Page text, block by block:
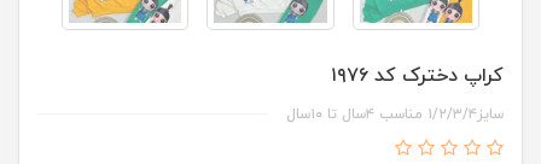
کراپ دخترک کد ۱۹۷۶
سایز۱/۲/۳/۴ مناسب ۴سال تا ۱۰سال